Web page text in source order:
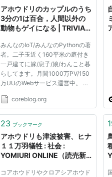
アホウドリのカップルのうち
3分の1は百合，人間以外の
動物もゲイになる | TRIVIAL
イクメン日記
みんなのIoT/みんなのPythonの著
者。二子玉近く160平米の庭付き
一戸建てに嫁/息子/娘/わんこと暮
らしてます。月間1000万PV/150
万UUのWebサービス運営中。 免
責事項 プライバシーポリシー ハ
ワイ州立大学の研究者が，アホウ
のうち3分の1がメス同士のカップ
と...
coreblog.org
23 ブックマーク
アホウドリも津波被害、ヒナ
１１万羽犠牲 : 社会 :
YOMIURI ONLINE（読売新
コアホウドリやクロアシアホウド